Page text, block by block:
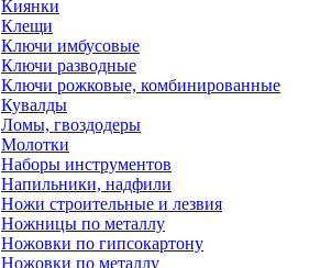
Киянки
Клещи
Ключи имбусовые
Ключи разводные
Ключи рожковые, комбинированные
Кувалды
Ломы, гвоздодеры
Молотки
Наборы инструментов
Напильники, надфили
Ножи строительные и лезвия
Ножницы по металлу
Ножовки по гипсокартону
Ножовки по металлу